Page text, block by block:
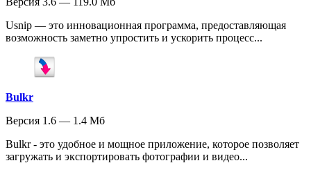
Usnip — это инновационная программа, предоставляющая
возможность заметно упростить и ускорить процесс...
Bulkr
Версия 1.6 — 1.4 Мб
Bulkr - это удобное и мощное приложение, которое позволяет
загружать и экспортировать фотографии и видео...